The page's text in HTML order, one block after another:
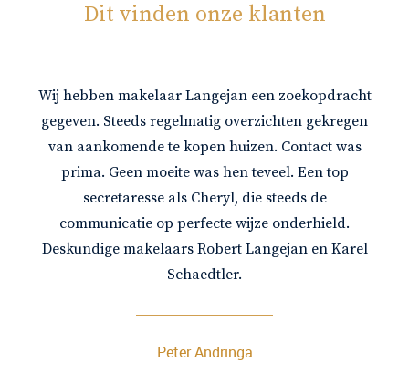
Dit vinden onze klanten
Wij hebben makelaar Langejan een zoekopdracht
gegeven. Steeds regelmatig overzichten gekregen
van aankomende te kopen huizen. Contact was
prima. Geen moeite was hen teveel. Een top
secretaresse als Cheryl, die steeds de
communicatie op perfecte wijze onderhield.
Deskundige makelaars Robert Langejan en Karel
Schaedtler.
Peter Andringa